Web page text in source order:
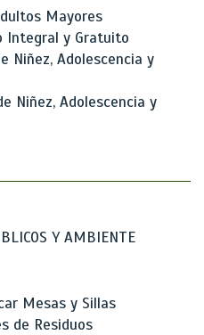
Mayores
Integral y Gratuito
Niñez, Adolescencia y
Niñez, Adolescencia y
Y AMBIENTE
Mesas y Sillas
de Residuos